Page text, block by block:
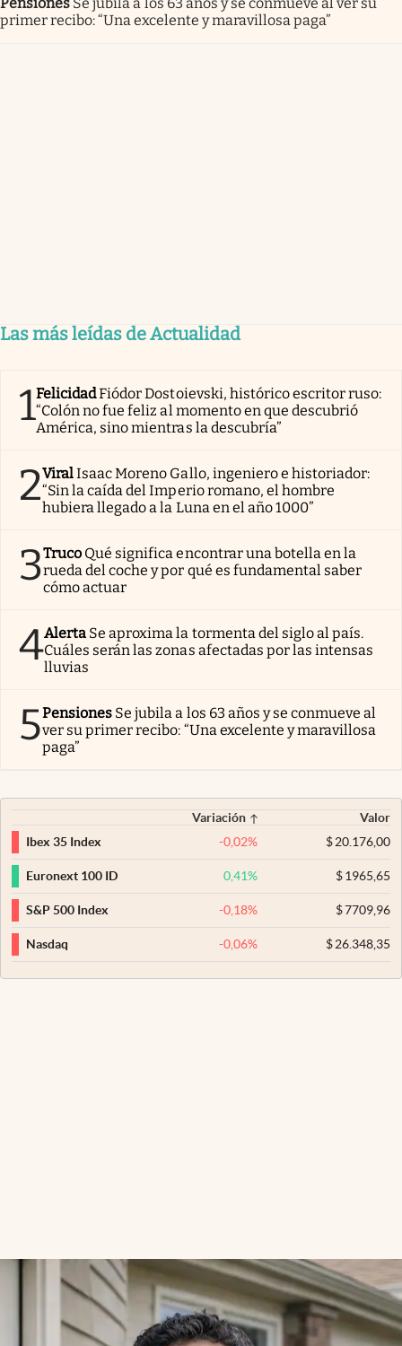
primer recibo: “Una excelente y maravillosa paga”
Las más leídas de Actualidad
1FelicidadFiódor Dostoievski, histórico escritor ruso:
“Colón no fue feliz al momento en que descubrió
América, sino mientras la descubría”
2ViralIsaac Moreno Gallo, ingeniero e historiador:
“Sin la caída del Imperio romano, el hombre
hubiera llegado a la Luna en el año 1000”
3Truco Qué significa encontrar una botella en la
rueda del coche y por qué es fundamental saber
cómo actuar
4Alerta Se aproxima la tormenta del siglo al país.
Cuáles serán las zonas afectadas por las intensas
lluvias
5Pensiones Se jubila a los 63 años y se conmueve al
ver su primer recibo: “Una excelente y maravillosa
paga”
Variación
Valor
Ibex 35 Index
-0,02% $20.176,00
Euronext 100 ID 0,41% $1965,65
S&P 500 Index -0,18% $7709,96
Nasdaq -0,06% $26.348,35